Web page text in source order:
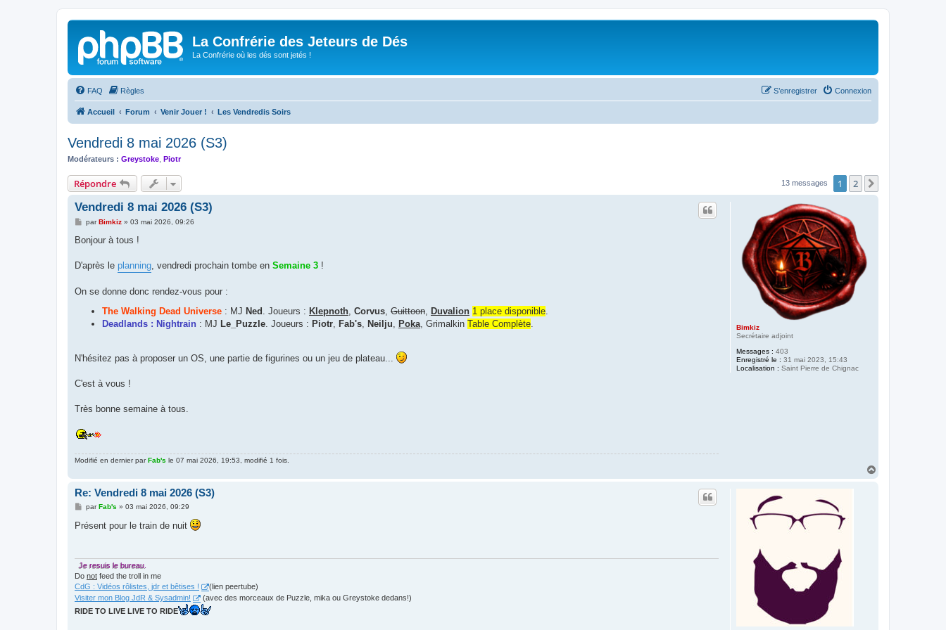
La Confrérie des Jeteurs de Dés
La Confrérie où les dés sont jetés !
FAQ Règles Connexion
S’enregistrer
Accueil Forum Venir Jouer ! Les Vendredis Soirs
Vendredi 8 mai 2026 (S3)
Modérateurs : Greystoke Piotr
Répondre 13 messages 1 2
Bimkiz
Secrétaire adjoint
Messages : 403
Enregistré le : 31 mai 2023, 15:43
Localisation : Saint Pierre de Chignac
Vendredi 8 mai 2026 (S3)
M
s
g
parBimkiz» 03 mai 2026, 09:26
Bonjour à tous !
D'après le planning, vendredi prochain tombe en Semaine 3 !
On se donne donc rendez-vous pour :
The Walking Dead Universe : MJ Ned . Joueurs : Klepnoth, Corvus, Guittoon, Duvalion 1 place disponible.
Deadlands : Nightrain : MJ Le_Puzzle. Joueurs : Piotr, Fab's, Neilju, Poka, Grimalkin Table Complète.
N'hésitez pas à proposer un OS, une partie de figurines ou un jeu de plateau...
C'est à vous !
Très bonne semaine à tous.
Modifié en dernier parFab's le 07 mai 2026, 19:53, modifié 1 fois.
Re: Vendredi 8 mai 2026 (S3)
M
s
s
parFab's » 03 mai 2026, 09:29
Présent pour le train de nuit
Je resuis le bureau.
Do not feed the troll in me
CdG : Vidéos rôlistes, jdr et bêtises !
(lien peertube)
Visiter mon Blog JdR & Sysadmin!
(avec des morceaux de Puzzle, mika ou Greystoke dedans!)
RIDE TO LIVE LIVE TO RIDE